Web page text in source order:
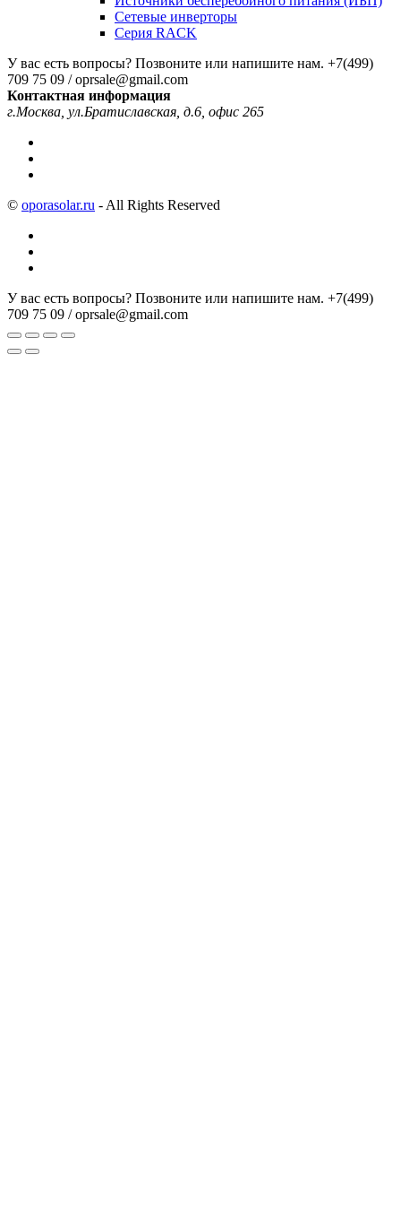
Сетевые инверторы
Серия RACK
У вас есть вопросы? Позвоните или напишите нам. +7(499)
709 75 09 / oprsale@gmail.com
Контактная информация
г.Москва, ул.Братиславская, д.6, офис 265
© oporasolar.ru - All Rights Reserved
У вас есть вопросы? Позвоните или напишите нам. +7(499)
709 75 09 / oprsale@gmail.com